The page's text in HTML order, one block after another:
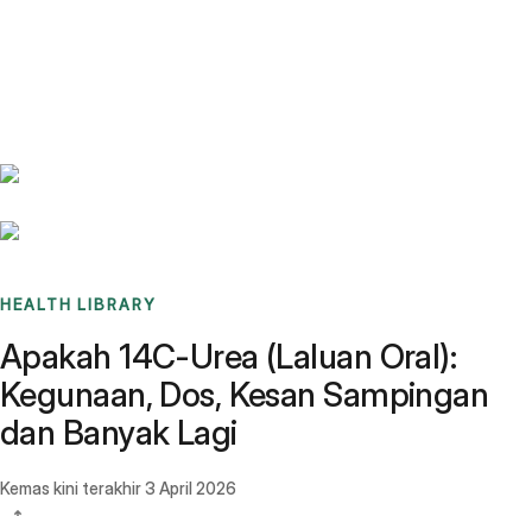
HEALTH LIBRARY
Apakah 14C-Urea (Laluan Oral):
Kegunaan, Dos, Kesan Sampingan
dan Banyak Lagi
Kemas kini terakhir3 April 2026